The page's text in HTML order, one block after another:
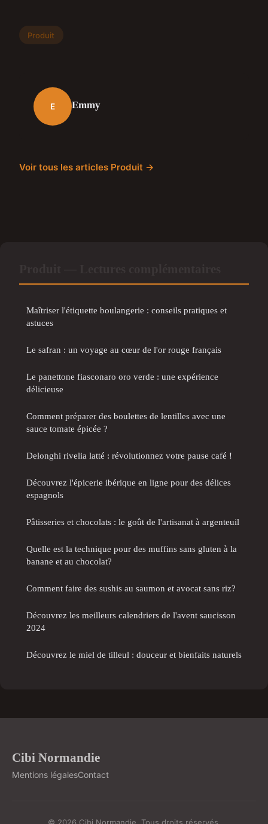
Produit
E Emmy
Voir tous les articles Produit →
Maîtriser l'étiquette boulangerie : conseils pratiques et
astuces
Le safran : un voyage au cœur de l'or rouge français
Le panettone fiasconaro oro verde : une expérience
délicieuse
Comment préparer des boulettes de lentilles avec une
sauce tomate épicée ?
Delonghi rivelia latté : révolutionnez votre pause café !
Découvrez l'épicerie ibérique en ligne pour des délices
espagnols
Pâtisseries et chocolats : le goût de l'artisanat à argenteuil
Quelle est la technique pour des muffins sans gluten à la
banane et au chocolat?
Comment faire des sushis au saumon et avocat sans riz?
Découvrez les meilleurs calendriers de l'avent saucisson
2024
Découvrez le miel de tilleul : douceur et bienfaits naturels
Cibi Normandie
Mentions légalesContact